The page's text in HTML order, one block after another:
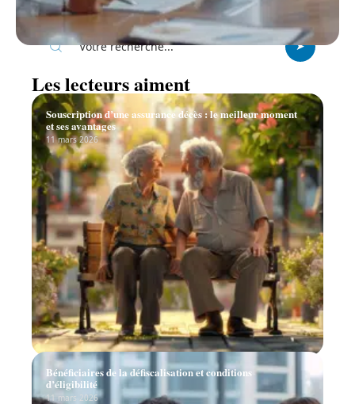
Recherche
Les lecteurs aiment
Souscription d’une assurance décès : le meilleur moment
et ses avantages
11 mars 2026
Bénéficiaires de la défiscalisation et conditions
d’éligibilité
11 mars 2026